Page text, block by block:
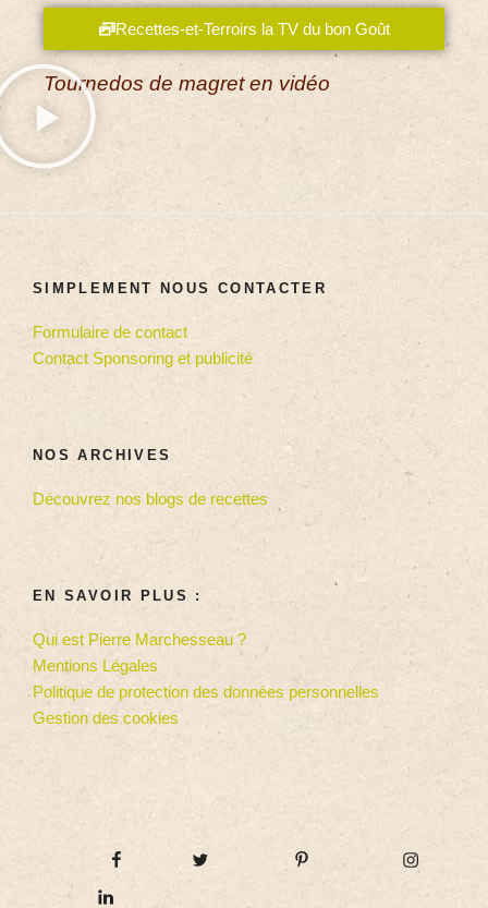
Recettes-et-Terroirs la TV du bon Goût
Tournedos de magret en vidéo
SIMPLEMENT NOUS CONTACTER
Formulaire de contact
Contact Sponsoring et publicité
NOS ARCHIVES
Découvrez nos blogs de recettes
EN SAVOIR PLUS :
Qui est Pierre Marchesseau ?
Mentions Légales
Politique de protection des données personnelles
Gestion des cookies